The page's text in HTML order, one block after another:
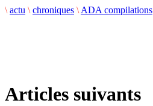
\ actu \ chroniques \ ADA compilations
Articles suivants